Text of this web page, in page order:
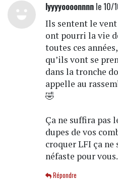
lyyyyoooonnnnle 10/
Ils sentent le
ont pourri la vie
toutes ces
qu’ils vont se
dans la tronche
appelle au
🤣
Ça ne suffira pas
dupes de vos
croquer LFI ça ne
néfaste pour
Répondre